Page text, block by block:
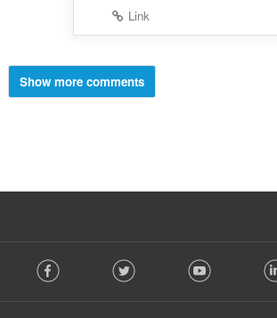
Link
Show more comments
o Facebook Twitter Youtube